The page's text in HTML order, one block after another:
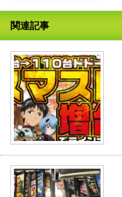
関連記事